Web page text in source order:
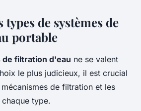
de systèmes de
portable
filtration d'eau ne se valent
le plus judicieux, il est crucial
de filtration et les
type.